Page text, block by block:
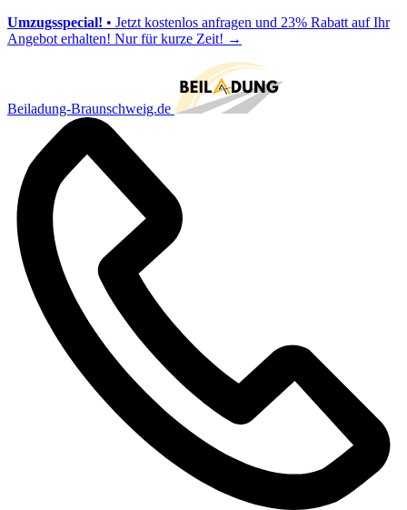
Umzugsspecial! • Jetzt kostenlos anfragen und 23% Rabatt auf Ihr
Angebot erhalten! Nur für kurze Zeit! →
Beiladung-Braunschweig.de